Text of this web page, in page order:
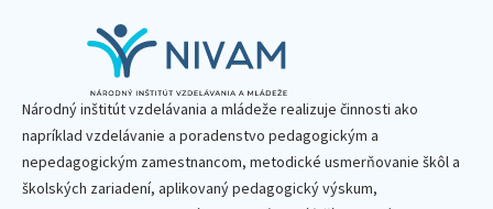
Národný inštitút vzdelávania a mládeže realizuje činnosti ako
napríklad vzdelávanie a poradenstvo pedagogickým a
nepedagogickým zamestnancom, metodické usmerňovanie škôl a
školských zariadení, aplikovaný pedagogický výskum,